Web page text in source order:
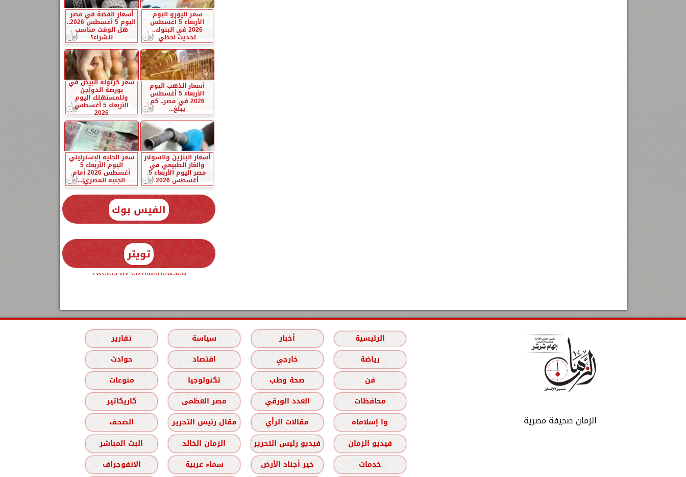
سعر اليورو اليوم
الأربعاء 5 أغسطس
2026 في البنوك..
تحديث لحظي
أسعار الفضة في مصر
اليوم 5 أغسطس 2026..
هل الوقت مناسب
للشراء؟
أسعار الذهب اليوم
الأربعاء 5 أغسطس
2026 في مصر.. كم
يبلغ...
سعر كرتونة البيض في
بورصة الدواجن
وللمستهلك اليوم
الأربعاء 5 أغسطس
2026
أسعار البنزين والسولار
والغاز الطبيعي في
مصر اليوم الأربعاء 5
أغسطس 2026
سعر الجنيه الإسترليني
اليوم الأربعاء 5
أغسطس 2026 أمام
الجنيه المصري|...
الفيس بوك
تويتر
Tweets by elzmannewseg
الزمان صحيفة مصرية
الرئيسية أخبار سياسة
تقارير
رياضة
خارجي اقتصاد
حوادث
فن
صحة وطب تكنولوجيا
منوعات
محافظات
العدد الورقي مصر العظمى
كاريكاتير
وا إسلاماه
مقالات الرأي مقال رئيس التحرير
الصحف
فيديو الزمان
فيديو رئيس التحرير الزمان الخالد
البث المباشر
خدمات
خير أجناد الأرض سماء عربية الانفوجراف